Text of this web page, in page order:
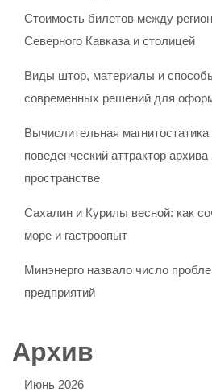
Стоимость билетов между
Северного Кавказа и столицей
Виды штор, материалы и
современных решений для
Вычислительная
поведенческий аттрактор
пространстве
Сахалин и Курилы весной: как
море и гастроопыт
Минэнерго назвало число
предприятий
Архив
Июнь 2026